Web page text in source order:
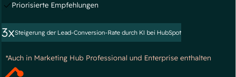
Priorisierte Empfehlungen
3xSteigerung der Lead-Conversion-Rate durch KI bei HubSpot
*Auch in Marketing Hub Professional und Enterprise enthalten